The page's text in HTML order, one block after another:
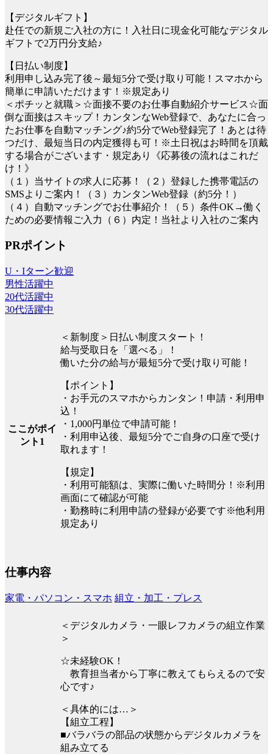
【デジタルギフト】
赴任での新規ご入社の方に！入社日に現金化可能なデジタル
ギフトで2万円分支給♪
【日払い制度】
利用申し込み完了後～最短5分で受け取り可能！スマホから
簡単に申請いただけます！※規定あり
＜ポチッと就職＞☆面接不要のお仕事自動紹介サービス☆面
倒な面接はスキップ！カンタンなWeb登録で、あなたに合っ
たお仕事を自動マッチング♪約5分でWeb登録完了！あとは待
つだけ、最短当日の内定獲得も可！※土日祝はお時間を頂戴
する場合がございます・規定あり《応募後の流れはこれだ
け！》
（１）当サイトの求人に応募！（２）登録した携帯電話の
SMSよりご案内！（３）カンタンWeb登録（約5分！）
（４）自動マッチングでお仕事紹介！（５）条件OK→働く
ための必要情報ご入力（６）内定！当社より入社のご案内
PRポイント
U・Iターン歓迎
男性活躍中
20代活躍中
30代活躍中
ここがポイ
ント1
＜新制度＞日払い制度スタート！
給与受取日を「選べる」！
働いた分の給与が最短5分で受け取り可能！
【ポイント】
・お手元のスマホからカンタン！申請・利用申
込！
・1,000円単位で申請可能！
・利用申込後、最短5分でご自身の口座で受け
取れます！
【規定】
・利用可能額は、実際に働いた時間分！※利用
画面にて確認が可能
・勤務時に利用申請の登録が必要です※他利用
規定あり
仕事内容
家電・パソコン・スマホ 組立・加工・プレス
＜デジタルカメラ・一眼レフカメラの組立作業
＞
☆未経験OK！
教育担当者から丁寧に教えてもらえるので安
心です♪
＜具体的には…＞
【組立工程】
■バラバラの部品の状態からデジタルカメラを
組み立てる